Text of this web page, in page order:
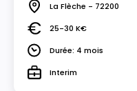
Lieu La Flèche - 72200
Salaire25-30 K€
DuréeDurée: 4 mois
TypeInterim